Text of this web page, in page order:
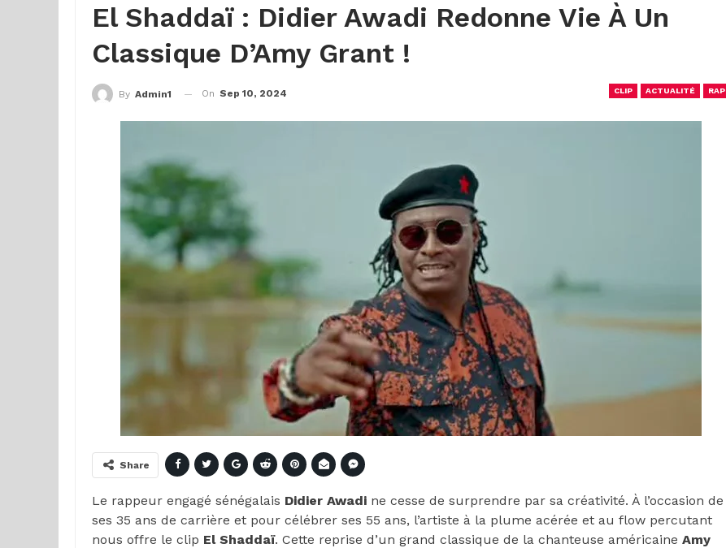
El Shaddaï : Didier Awadi Redonne Vie À Un
Classique D’Amy Grant !
CLIP ACTUALITÉ RAP
By Admin1 On Sep 10, 2024
Share
Le rappeur engagé sénégalais Didier Awadi ne cesse de surprendre par sa créativité. À l’occasion de
ses 35 ans de carrière et pour célébrer ses 55 ans, l’artiste à la plume acérée et au flow percutant
nous offre le clip El Shaddaï. Cette reprise d’un grand classique de la chanteuse américaine Amy